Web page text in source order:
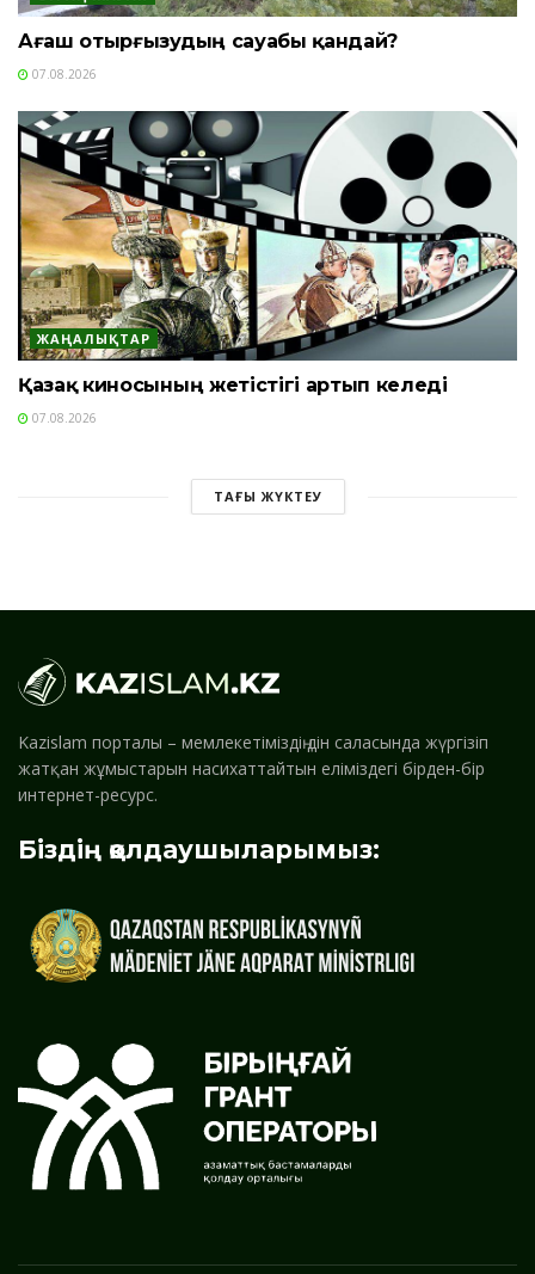
Ағаш отырғызудың сауабы қандай?
07.08.2026
ЖАҢАЛЫҚТАР
Қазақ киносының жетістігі артып келеді
07.08.2026
ТАҒЫ ЖҮКТЕУ
Kazislam порталы – мемлекетіміздің дін саласында жүргізіп
жатқан жұмыстарын насихаттайтын еліміздегі бірден-бір
интернет-ресурс.
Біздің қолдаушыларымыз: